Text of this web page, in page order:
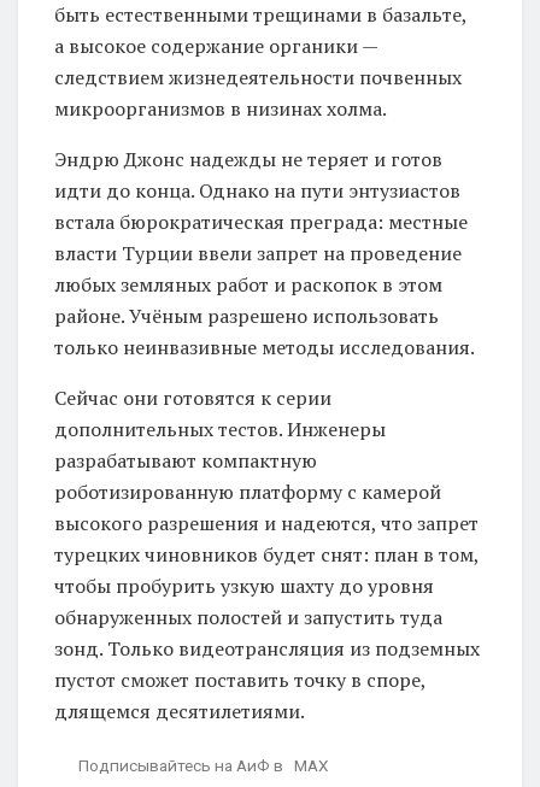
быть естественными трещинами в базальте,
а высокое содержание органики —
следствием жизнедеятельности почвенных
микроорганизмов в низинах холма.
Эндрю Джонс надежды не теряет и готов
идти до конца. Однако на пути энтузиастов
встала бюрократическая преграда: местные
власти Турции ввели запрет на проведение
любых земляных работ и раскопок в этом
районе. Учёным разрешено использовать
только неинвазивные методы исследования.
Сейчас они готовятся к серии
дополнительных тестов. Инженеры
разрабатывают компактную
роботизированную платформу с камерой
высокого разрешения и надеются, что запрет
турецких чиновников будет снят: план в том,
чтобы пробурить узкую шахту до уровня
обнаруженных полостей и запустить туда
зонд. Только видеотрансляция из подземных
пустот сможет поставить точку в споре,
длящемся десятилетиями.
Подписывайтесь на АиФ в MAX